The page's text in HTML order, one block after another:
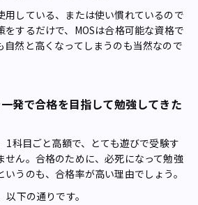
している、または使い慣れているので
をするだけで、MOSは合格可能な資格で
自然と高くなってしまうのも当然なので
発で合格を目指して勉強してきた
1科目ごと高額で、とても遊びで受験す
せん。合格のために、必死になって勉強
うのも、合格率が高い理由でしょう。
下の通りです。